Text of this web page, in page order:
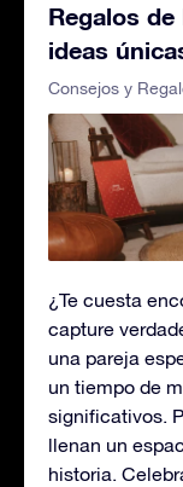
Regalos
ideas
Consejos y
¿Te cuesta
capture
una pareja
un tiempo de
significativos.
llenan un
historia.